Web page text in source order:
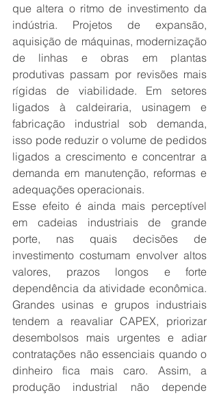
que altera o ritmo de investimento da
indústria. Projetos de expansão,
aquisição de máquinas, modernização
de linhas e obras em plantas
produtivas passam por revisões mais
rígidas de viabilidade. Em setores
ligados à caldeiraria, usinagem e
fabricação industrial sob demanda,
isso pode reduzir o volume de pedidos
ligados a crescimento e concentrar a
demanda em manutenção, reformas e
adequações operacionais.
Esse efeito é ainda mais perceptível
em cadeias industriais de grande
porte, nas quais decisões de
investimento costumam envolver altos
valores, prazos longos e forte
dependência da atividade econômica.
Grandes usinas e grupos industriais
tendem a reavaliar CAPEX, priorizar
desembolsos mais urgentes e adiar
contratações não essenciais quando o
dinheiro fica mais caro. Assim, a
produção industrial não depende